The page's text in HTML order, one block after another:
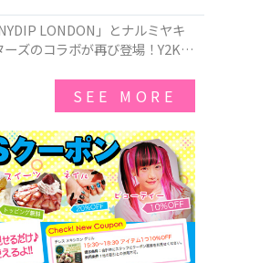
発売！Q-pot CAFE.では「かぼち
ケーキプレート」も登場
LONDON」とナルミヤキ
ーズのコラボが再び登場！Y2Kム
SEE MORE